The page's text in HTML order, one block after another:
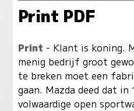
Print PDF
Print - Klant is koning.
menig bedrijf groot
te breken moet een
gaan. Mazda deed dat in
volwaardige open